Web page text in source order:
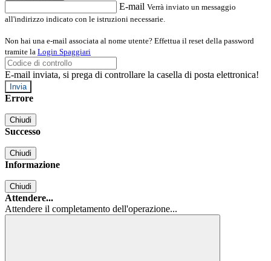
E-mail Verrà inviato un messaggio
all'indirizzo indicato con le istruzioni necessarie.
Non hai una e-mail associata al nome utente? Effettua il reset della password
tramite la Login Spaggiari
E-mail inviata, si prega di controllare la casella di posta elettronica!
Errore
Chiudi
Successo
Chiudi
Informazione
Chiudi
Attendere...
Attendere il completamento dell'operazione...